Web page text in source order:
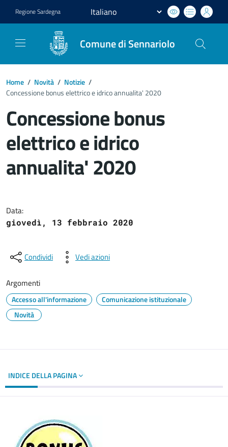
RegioneSardegna
Comune di Sennariolo
Home / Novità / Notizie /
Concessione bonus elettrico e idrico annualita' 2020
Concessione bonus
elettrico e idrico
annualita' 2020
Data:
giovedì, 13 febbraio 2020
Condividi Vedi azioni
Argomenti
Accesso all'informazione
Comunicazione istituzionale
Novità
INDICE DELLA PAGINA